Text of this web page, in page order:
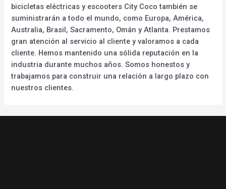
bicicletas eléctricas y escooters City Coco también se
suministrarán a todo el mundo, como Europa, América,
Australia, Brasil, Sacramento, Omán y Atlanta. Prestamos
gran atención al servicio al cliente y valoramos a cada
cliente. Hemos mantenido una sólida reputación en la
industria durante muchos años. Somos honestos y
trabajamos para construir una relación a largo plazo con
nuestros clientes.